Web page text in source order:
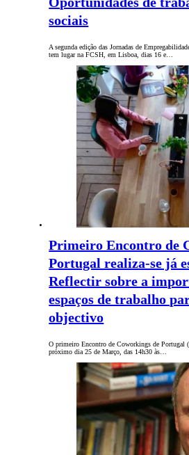
sociais
A segunda edição das Jornadas de
tem lugar na FCSH, em Lisboa, dias 16 e…
Primeiro Encontro de
Portugal realiza-se já
Reflectir sobre a
espaços de trabalho
objectivo
O primeiro Encontro de Coworkings de Portugal
próximo dia 25 de Março, das 14h30 às…